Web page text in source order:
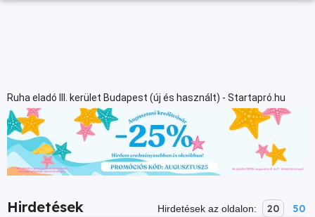
Ruha eladó III. kerület Budapest (új és használt) - Startapró.hu
Hirdetések Hirdetések az oldalon: 20 50